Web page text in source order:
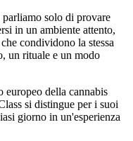
solo di provare
in un ambiente attento,
condividono la stessa
un rituale e un modo
europeo della cannabis
si distingue per i suoi
giorno in un'esperienza